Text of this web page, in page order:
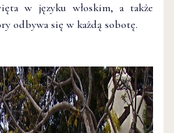
w języku włoskim, a także
odbywa się w każdą sobotę.